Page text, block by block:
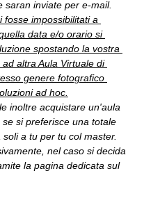
saran inviate per e-mail.
fosse impossibilitati a
data e/o orario si
spostando la vostra
altra Aula Virtuale di
genere fotografico
ad hoc.
inoltre acquistare un'aula
si preferisce una totale
a tu per tu col master.
nel caso si decida
la pagina dedicata sul